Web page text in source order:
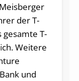
der T-
T-
Weitere
und